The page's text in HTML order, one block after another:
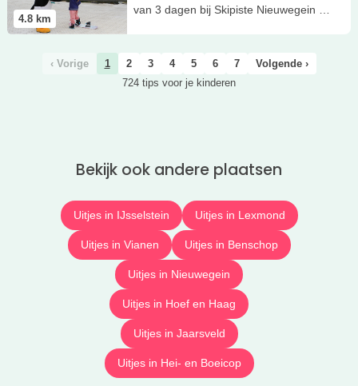
4.8 km
van 3 dagen bij Skipiste Nieuwegein en
‹ Vorige 1 2 3 4 5 6 7
Volgende ›
724 tips voor je kinderen
Bekijk ook andere plaatsen
Uitjes in IJsselstein Uitjes in Lexmond
Uitjes in Vianen Uitjes in Benschop
Uitjes in Nieuwegein
Uitjes in Hoef en Haag
Uitjes in Jaarsveld
Uitjes in Hei- en Boeicop